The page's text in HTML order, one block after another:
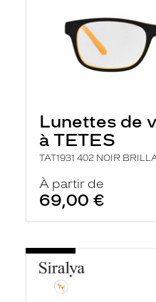
Lunettes de
à TETES
TAT1931 402 NOIR
À partir de
69,00 €